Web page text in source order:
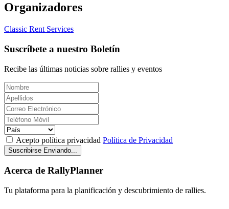
Organizadores
Classic Rent Services
Suscríbete a nuestro Boletín
Recibe las últimas noticias sobre rallies y eventos
Acepto política privacidad Política de Privacidad
Suscribirse Enviando...
Acerca de RallyPlanner
Tu plataforma para la planificación y descubrimiento de rallies.